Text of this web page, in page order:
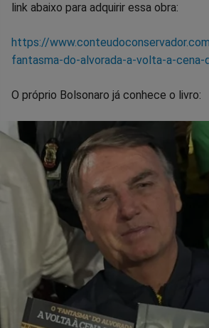
link abaixo para adquirir essa obra:
https://
fantasma-do-alvorada-a-volta-a-cena-
O próprio Bolsonaro já conhece o livro: